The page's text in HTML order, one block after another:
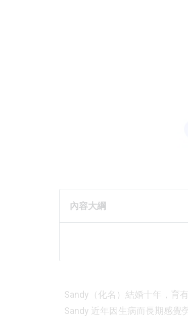
內容大綱
Sandy（化名）結婚十年，育
Sandy 近年因生病而長期感覺